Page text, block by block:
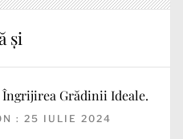
și
Îngrijirea Grădinii Ideale.
: 25 IULIE 2024